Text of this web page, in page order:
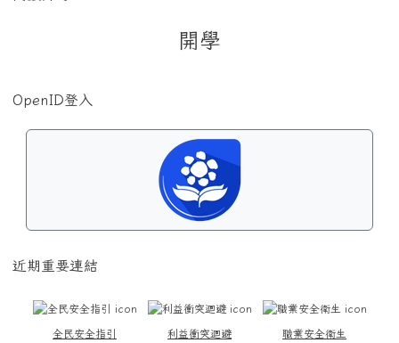
開學
OpenID登入
近期重要連結
全民安全指引 利益衝突迴避 職業安全衛生